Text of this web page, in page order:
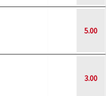
5.00
3.00